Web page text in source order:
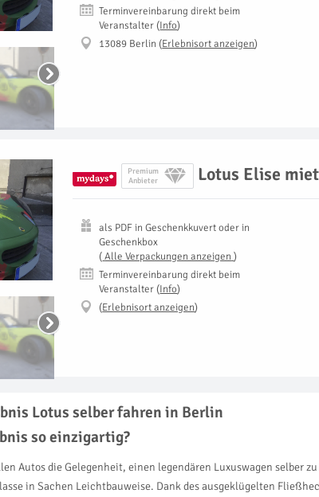
Terminvereinbarung direkt beim
Veranstalter (Info)
13089 Berlin (Erlebnisort anzeigen)
Premium
Anbieter
Lotus Elise
als PDFinGeschenkkuvert oder in
Geschenkbox
( Alle Verpackungen anzeigen )
Terminvereinbarung direkt beim
Veranstalter (Info)
(Erlebnisort anzeigen)
Lotus selber fahren in Berlin
so einzigartig?
Autos die Gelegenheit, einen legendären Luxuswagen selber
in Sachen Leichtbauweise. Dank des ausgeklügelten